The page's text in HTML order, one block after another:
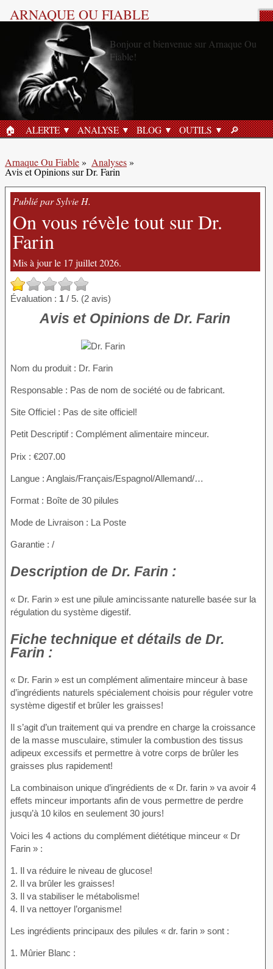
ARNAQUE OU FIABLE
ACCUEIL
🏠︎ ALERTE ANALYSE BLOG OUTILS 🔎︎
Arnaque Ou Fiable» Analyses»
Avis et Opinions sur Dr. Farin
Publié par Sylvie H.
On vous révèle tout sur Dr.
Farin
Mis à jour le 17 juillet 2026.
Évaluation : 1 / 5. (2 avis)
Avis et Opinions de Dr. Farin
Nom du produit : Dr. Farin
Responsable : Pas de nom de société ou de fabricant.
Site Officiel : Pas de site officiel!
Petit Descriptif : Complément alimentaire minceur.
Prix : €207.00
Langue : Anglais/Français/Espagnol/Allemand/…
Format : Boîte de 30 pilules
Mode de Livraison : La Poste
Garantie : /
Description de Dr. Farin :
« Dr. Farin » est une pilule amincissante naturelle basée sur la
régulation du système digestif.
Fiche technique et détails de Dr.
Farin :
« Dr. Farin » est un complément alimentaire minceur à base
d’ingrédients naturels spécialement choisis pour réguler votre
système digestif et brûler les graisses!
Il s’agit d’un traitement qui va prendre en charge la croissance
de la masse musculaire, stimuler la combustion des tissus
adipeux excessifs et permettre à votre corps de brûler les
graisses plus rapidement!
La combinaison unique d’ingrédients de « Dr. farin » va avoir 4
effets minceur importants afin de vous permettre de perdre
jusqu’à 10 kilos en seulement 30 jours!
Voici les 4 actions du complément diététique minceur « Dr
Farin » :
1. Il va réduire le niveau de glucose!
2. Il va brûler les graisses!
3. Il va stabiliser le métabolisme!
4. Il va nettoyer l’organisme!
Les ingrédients principaux des pilules « dr. farin » sont :
1. Mûrier Blanc :